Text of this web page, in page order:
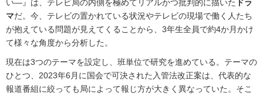
い―』は、テレビ局の内側を極めてリアルかつ批判的に描いた ドラ
マだ。今、テレビの置かれている状況やテレビの現場で働く人たち
が抱えている問題が見えてくることから、3年生全員で約4か月かけ
て様々な角度から分析した。
現在は3つのテーマを設定し、班単位で研究を進めている。テーマの
ひとつ、2023年6月に国会で可決された入管法改正案は、代表的な
報道番組に絞っても局によって報じ方が大きく異なっていた。そこ